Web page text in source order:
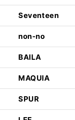
Seventeen
non-no
BAILA
MAQUIA
SPUR